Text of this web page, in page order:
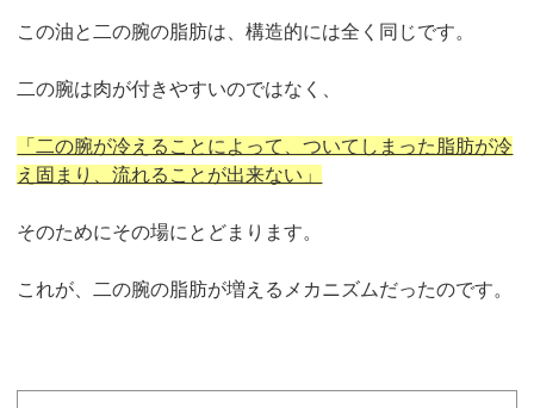
この油と二の腕の脂肪は、構造的には全く同じです。
二の腕は肉が付きやすいのではなく、
「二の腕が冷えることによって、ついてしまった脂肪が冷
え固まり、流れることが出来ない」
そのためにその場にとどまります。
これが、二の腕の脂肪が増えるメカニズムだったのです。